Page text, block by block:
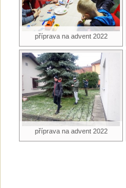
příprava na advent 2022
příprava na advent 2022